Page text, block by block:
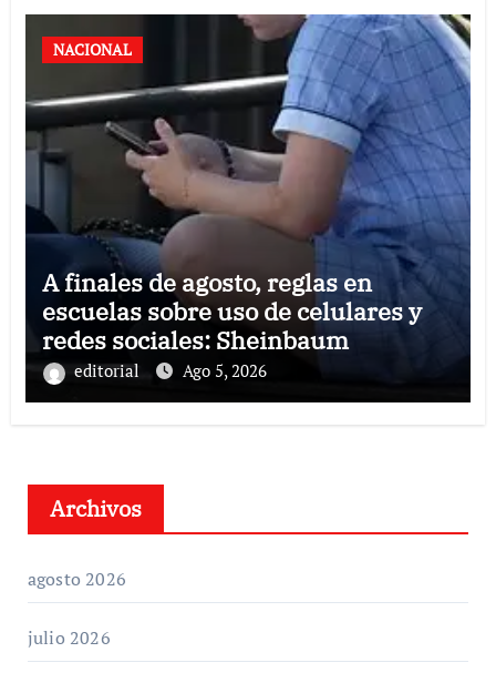
NACIONAL
A finales de agosto, reglas en
escuelas sobre uso de celulares y
redes sociales: Sheinbaum
editorial Ago 5, 2026
Archivos
agosto 2026
julio 2026